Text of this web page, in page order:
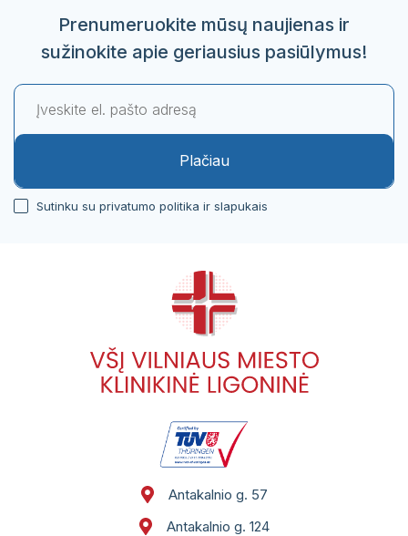
Prenumeruokite mūsų naujienas ir
sužinokite apie geriausius pasiūlymus!
Plačiau
Sutinku su privatumo politika ir slapukais
Antakalnio g. 57
Antakalnio g. 124